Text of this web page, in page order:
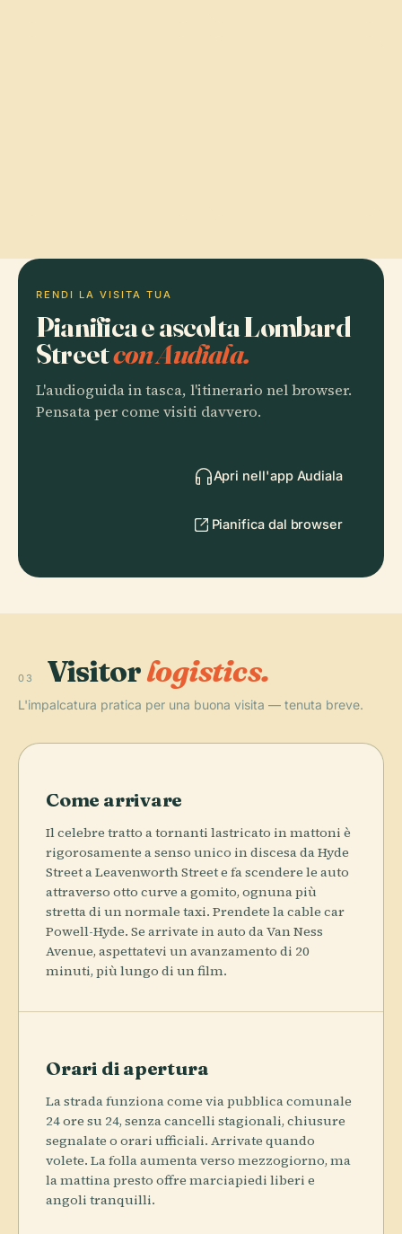
RENDI LA VISITA TUA
Pianifica e ascolta Lombard
Streetcon Audiala.
L'audioguida in tasca, l'itinerario nel browser.
Pensata per come visiti davvero.
Apri nell'app Audiala
Pianifica dal browser
03 Visitorlogistics.
L'impalcatura pratica per una buona visita — tenuta breve.
Come arrivare
Il celebre tratto a tornanti lastricato in mattoni è
rigorosamente a senso unico in discesa da Hyde
Street a Leavenworth Street e fa scendere le auto
attraverso otto curve a gomito, ognuna più
stretta di un normale taxi. Prendete la cable car
Powell-Hyde. Se arrivate in auto da Van Ness
Avenue, aspettatevi un avanzamento di 20
minuti, più lungo di un film.
Orari di apertura
La strada funziona come via pubblica comunale
24 ore su 24, senza cancelli stagionali, chiusure
segnalate o orari ufficiali. Arrivate quando
volete. La folla aumenta verso mezzogiorno, ma
la mattina presto offre marciapiedi liberi e
angoli tranquilli.